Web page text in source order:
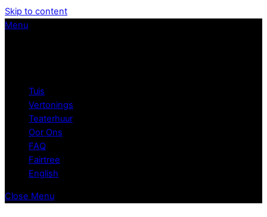
Skip to content
Menu
Tuis
Vertonings
Teaterhuur
Oor Ons
FAQ
Fairtree
English
Close Menu